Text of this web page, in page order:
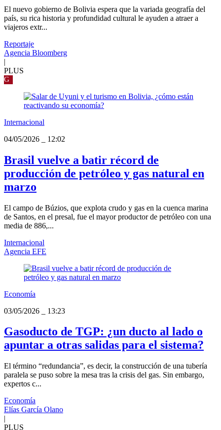
El nuevo gobierno de Bolivia espera que la variada geografía del
país, su rica historia y profundidad cultural le ayuden a atraer a
viajeros extr...
Reportaje
Agencia Bloomberg
|
PLUS
G
Internacional
04/05/2026
12:02
Brasil vuelve a batir récord de
producción de petróleo y gas natural en
marzo
El campo de Búzios, que explota crudo y gas en la cuenca marina
de Santos, en el presal, fue el mayor productor de petróleo con una
media de 886,...
Internacional
Agencia EFE
Economía
03/05/2026
13:23
Gasoducto de TGP: ¿un ducto al lado o
apuntar a otras salidas para el sistema?
El término “redundancia”, es decir, la construcción de una tubería
paralela se puso sobre la mesa tras la crisis del gas. Sin embargo,
expertos c...
Economía
Elías García Olano
|
PLUS